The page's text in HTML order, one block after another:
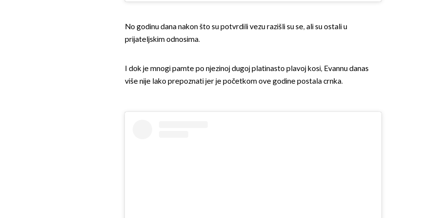
No godinu dana nakon što su potvrdili vezu razišli su se, ali su ostali u
prijateljskim odnosima.
I dok je mnogi pamte po njezinoj dugoj platinasto plavoj kosi, Evannu danas
više nije lako prepoznati jer je početkom ove godine postala crnka.